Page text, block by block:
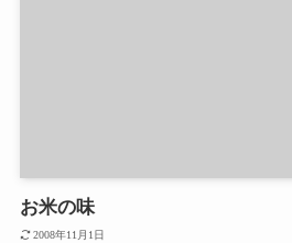
お米の味
2008年11月1日